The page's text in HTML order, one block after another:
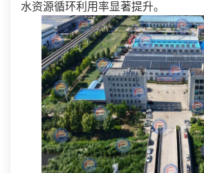
水资源循环利用率显著提升。